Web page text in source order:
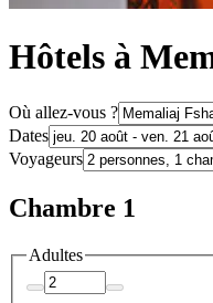
Hôtels à
Où allez-vous ?
Dates
Voyageurs
Chambre 1
Adultes